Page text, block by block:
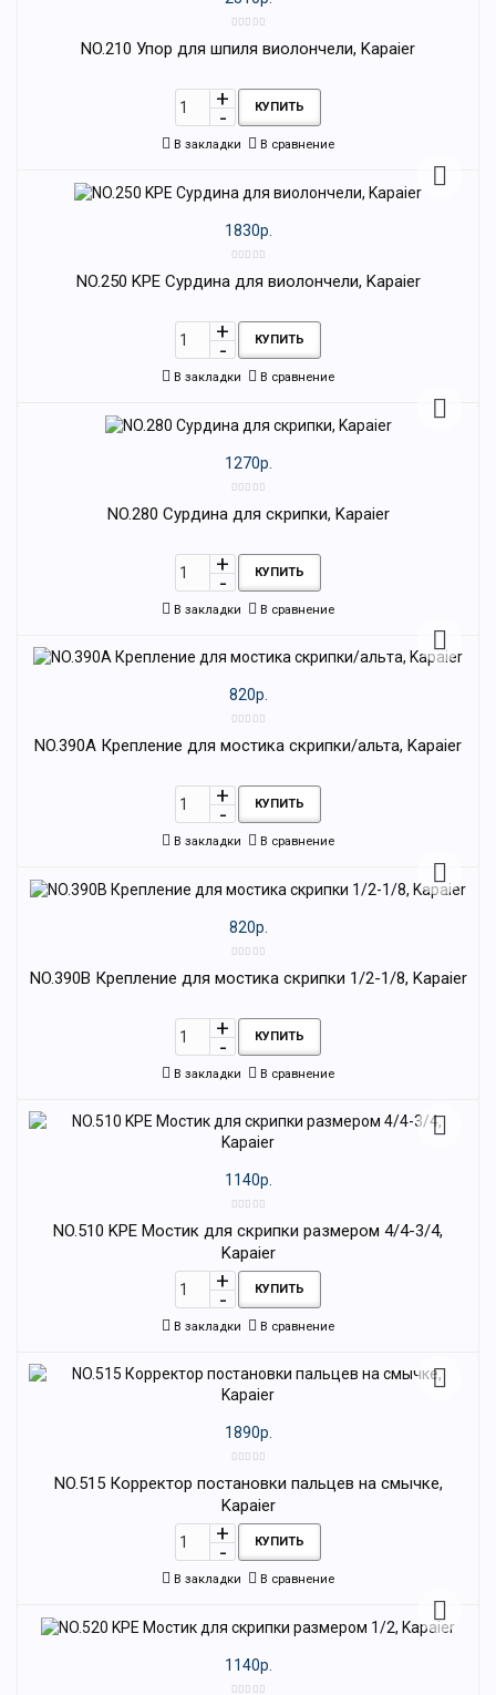
NO.210 Упор для шпиля виолончели, Kapaier
КУПИТЬ
В закладки В сравнение
1830р.
NO.250 KPE Сурдина для виолончели, Kapaier
КУПИТЬ
В закладки В сравнение
1270р.
NO.280 Сурдина для скрипки, Kapaier
КУПИТЬ
В закладки В сравнение
820р.
NO.390A Крепление для мостика скрипки/альта, Kapaier
КУПИТЬ
В закладки В сравнение
820р.
NO.390B Крепление для мостика скрипки 1/2-1/8, Kapaier
КУПИТЬ
В закладки В сравнение
1140р.
NO.510 KPE Мостик для скрипки размером 4/4-3/4,
Kapaier
КУПИТЬ
В закладки В сравнение
1890р.
NO.515 Корректор постановки пальцев на смычке,
Kapaier
КУПИТЬ
В закладки В сравнение
1140р.